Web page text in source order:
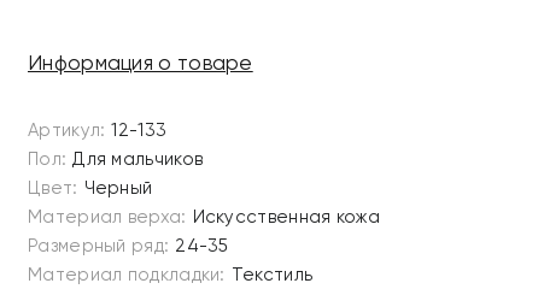
Информация о товаре
Артикул: 12-133
Пол: Для мальчиков
Цвет: Черный
Материал верха: Искусственная кожа
Размерный ряд: 24-35
Материал подкладки: Текстиль